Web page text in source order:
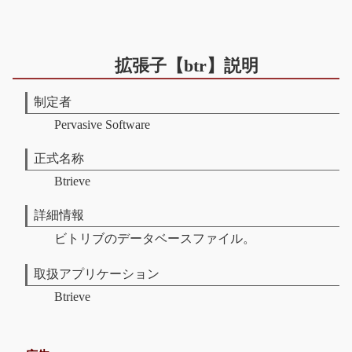
拡張子【btr】説明
制定者
Pervasive Software
正式名称
Btrieve
詳細情報
ビトリブのデータベースファイル。
取扱アプリケーション
Btrieve